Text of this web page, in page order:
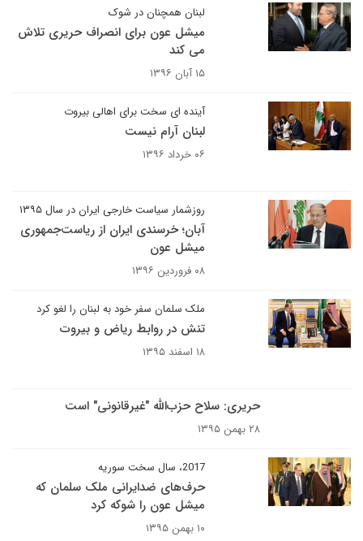
لبنان همچنان در شوک
میشل عون برای انصراف حریری تلاش
می کند
۱۵ آبان ۱۳۹۶
آینده ای سخت برای اهالی بیروت
لبنان آرام نیست
۰۶ خرداد ۱۳۹۶
روزشمار سیاست خارجی ایران در سال ۱۳۹۵
آبان؛ خرسندی ایران از ریاست‌جمهوری
میشل عون
۰۸ فروردین ۱۳۹۶
ملک سلمان سفر خود به لبنان را لغو کرد
تنش در روابط ریاض و بیروت
۱۸ اسفند ۱۳۹۵
حریری: سلاح حزب‌الله "غیرقانونی" است
۲۸ بهمن ۱۳۹۵
2017، سال سخت سوریه
حرف‌های ضدایرانی ملک سلمان که
میشل عون را شوکه کرد
۱۰ بهمن ۱۳۹۵